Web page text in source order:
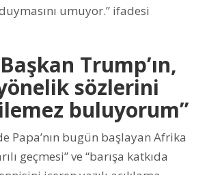
umuyor.” ifadesi
Trump’ın,
sözlerini
buluyorum”
Papa’nın bugün başlayan Afrika
geçmesi” ve “barışa katkıda